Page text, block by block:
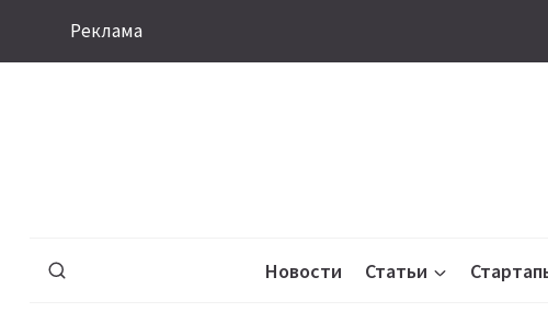
Реклама
Новости Статьи